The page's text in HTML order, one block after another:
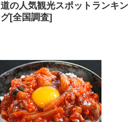
道の人気観光スポットランキン
グ[全国調査]